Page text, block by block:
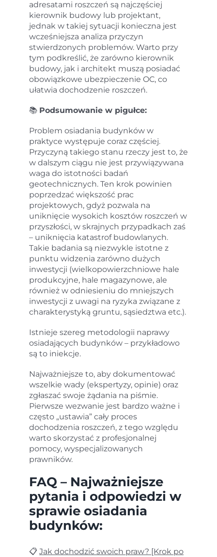
adresatami roszczeń są najczęściej
kierownik budowy lub projektant,
jednak w takiej sytuacji konieczna jest
wcześniejsza analiza przyczyn
stwierdzonych problemów. Warto przy
tym podkreślić, że zarówno kierownik
budowy, jak i architekt muszą posiadać
obowiązkowe ubezpieczenie OC, co
ułatwia dochodzenie roszczeń.
📚 Podsumowanie w pigułce:
Problem osiadania budynków w
praktyce występuje coraz częściej.
Przyczyną takiego stanu rzeczy jest to, że
w dalszym ciągu nie jest przywiązywana
waga do istotności badań
geotechnicznych. Ten krok powinien
poprzedzać większość prac
projektowych, gdyż pozwala na
uniknięcie wysokich kosztów roszczeń w
przyszłości, w skrajnych przypadkach zaś
– uniknięcia katastrof budowlanych.
Takie badania są niezwykle istotne z
punktu widzenia zarówno dużych
inwestycji (wielkopowierzchniowe hale
produkcyjne, hale magazynowe, ale
również w odniesieniu do mniejszych
inwestycji z uwagi na ryzyka związane z
charakterystyką gruntu, sąsiedztwa etc.).
Istnieje szereg metodologii naprawy
osiadających budynków – przykładowo
są to iniekcje.
Najważniejsze to, aby dokumentować
wszelkie wady (ekspertyzy, opinie) oraz
zgłaszać swoje żądania na piśmie.
Pierwsze wezwanie jest bardzo ważne i
często „ustawia” cały proces
dochodzenia roszczeń, z tego względu
warto skorzystać z profesjonalnej
pomocy, wyspecjalizowanych
prawników.
FAQ – Najważniejsze
pytania i odpowiedzi w
sprawie osiadania
budynków:
📋 Jak dochodzić swoich praw? [Krok po